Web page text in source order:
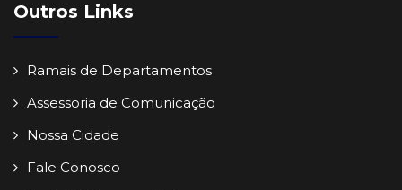
Outros Links
Ramais de Departamentos
Assessoria de Comunicação
Nossa Cidade
Fale Conosco